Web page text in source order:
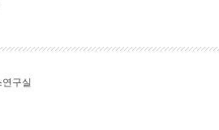
구실